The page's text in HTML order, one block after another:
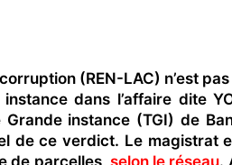
(REN-LAC) n’est
dans l’affaire dite
instance (TGI) de
de ce verdict. Le magistrat